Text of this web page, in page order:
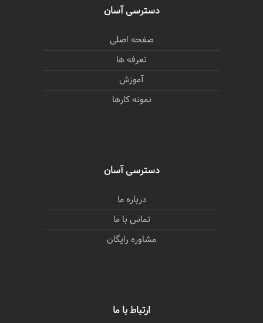
دسترسی آسان
صفحه اصلی
تعرفه ها
آموزش
نمونه کارها
دسترسی آسان
درباره ما
تماس با ما
مشاوره رایگان
ارتباط با ما